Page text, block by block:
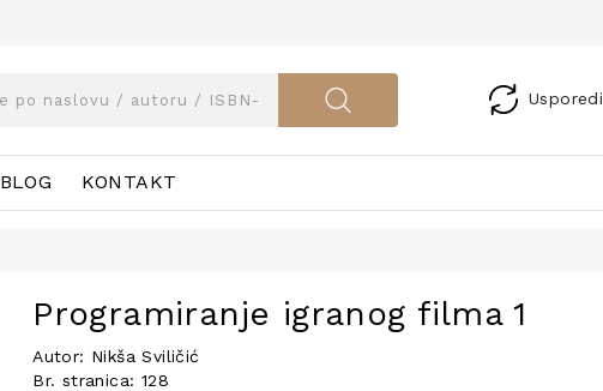
Usporedi
BLOG KONTAKT
Programiranje igranog filma 1
Autor: Nikša Sviličić
Br. stranica: 128